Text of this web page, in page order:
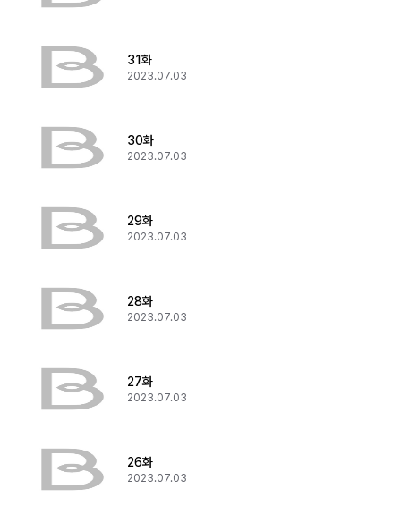
31화
2023.07.03
30화
2023.07.03
29화
2023.07.03
28화
2023.07.03
27화
2023.07.03
26화
2023.07.03